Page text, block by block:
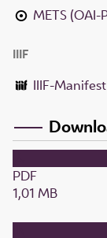
METS (OAI-
IIIF
IIIF-Manifest
PDF
1,01 MB